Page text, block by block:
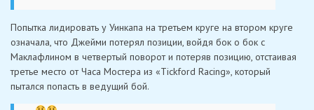
Попытка лидировать у Уинкапа на третьем круге на втором круге
означала, что Джейми потерял позиции, войдя бок о бок с
Маклафлином в четвертый поворот и потеряв позицию, отстаивая
третье место от Часа Мостера из «Tickford Racing», который
пытался попасть в ведущий бой.